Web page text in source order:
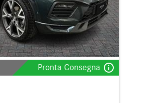
Pronta Consegna info_outline